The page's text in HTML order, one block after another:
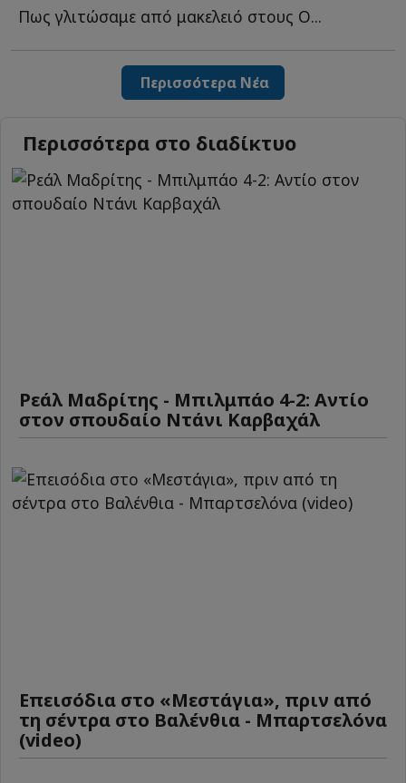
Πως γλιτώσαμε από μακελειό στους Ο...
Περισσότερα Νέα
Περισσότερα στο διαδίκτυο
Ρεάλ Μαδρίτης - Μπιλμπάο 4-2: Αντίο
στον σπουδαίο Ντάνι Καρβαχάλ
Επεισόδια στο «Μεστάγια», πριν από
τη σέντρα στο Βαλένθια - Μπαρτσελόνα
(video)